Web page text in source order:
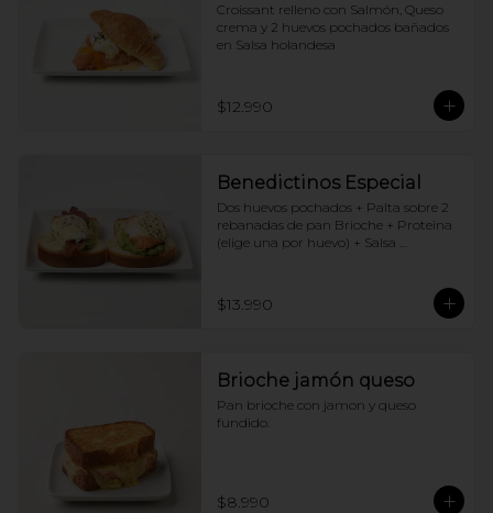
Croissant relleno con Salmón, Queso
crema y 2 huevos pochados bañados
en Salsa holandesa
$12.990
Benedictinos Especial
Dos huevos pochados + Palta sobre 2
rebanadas de pan Brioche + Proteina
(elige una por huevo) + Salsa
$13.990
Brioche jamón queso
Pan brioche con jamon y queso
fundido.
$8.990